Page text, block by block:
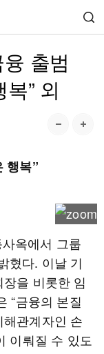
출범
” 외
행복”
옥에서 그룹
혔다. 이날 기
을 비롯한 임
“금융의 본질
해관계자인 손
이뤄질 수 있도